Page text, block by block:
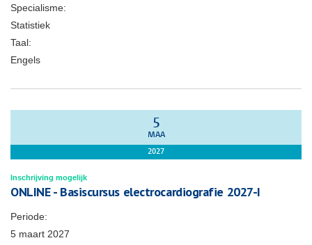
Specialisme:
Statistiek
Taal:
Engels
5
MAA
2027
Inschrijving mogelijk
ONLINE - Basiscursus electrocardiografie 2027-I
Periode:
5 maart 2027